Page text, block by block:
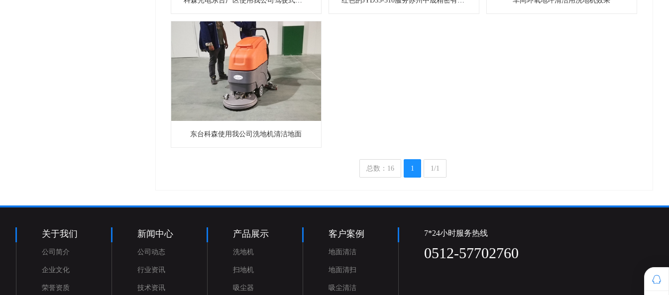
东台科森使用我公司洗地机清洁地面
总数：16 1 1/1
关于我们
公司简介
企业文化
荣誉资质
新闻中心
公司动态
行业资讯
技术资讯
产品展示
洗地机
扫地机
吸尘器
客户案例
地面清洁
地面清扫
吸尘清洁
7*24小时服务热线
0512-57702760